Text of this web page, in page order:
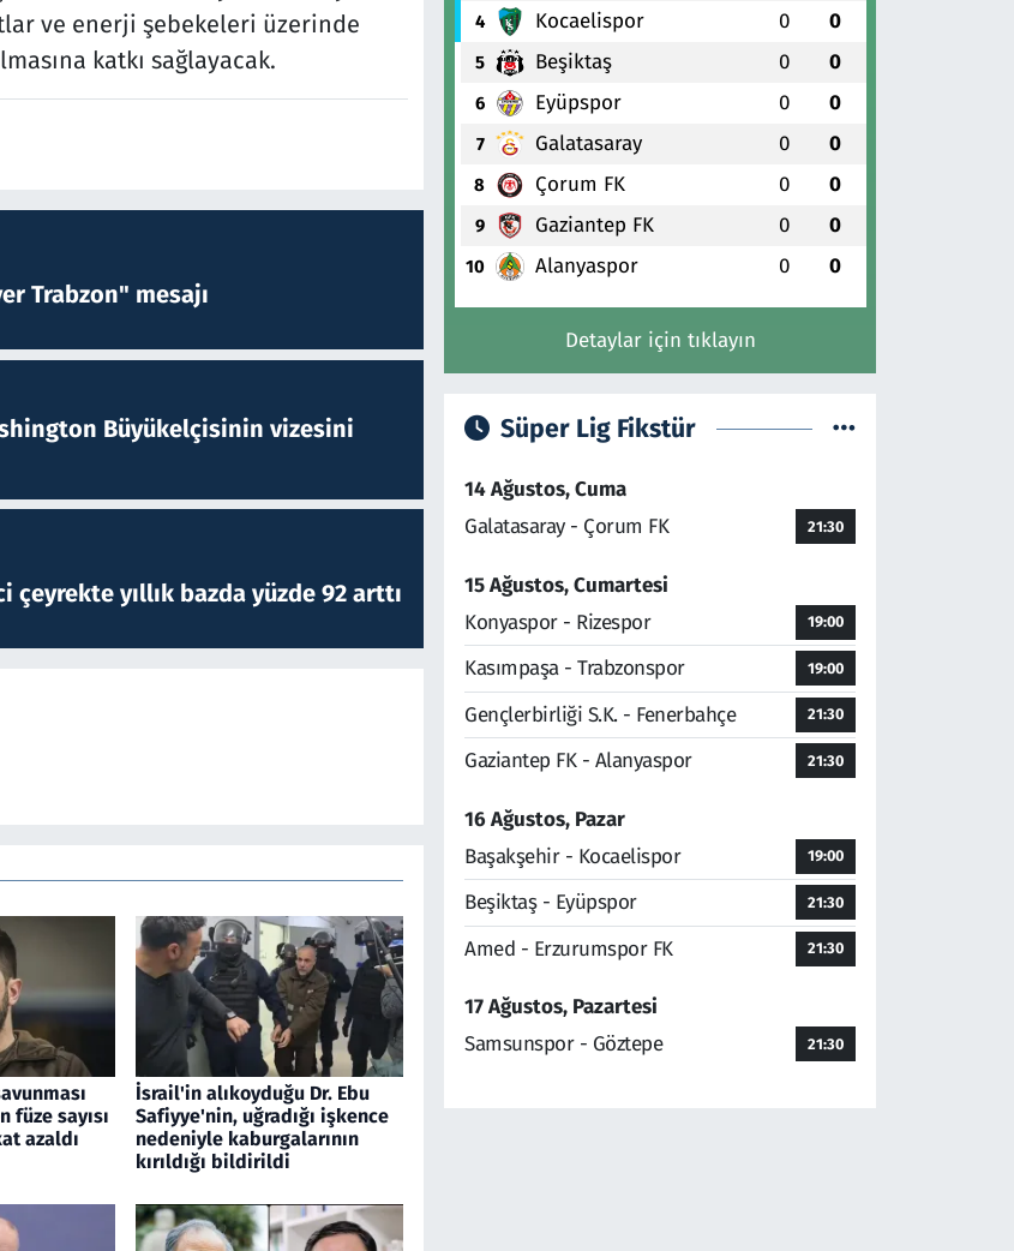
ve enerji şebekeleri üzerinde
katkı sağlayacak.
Trabzon" mesajı
Büyükelçisinin vizesini
yıllık bazda yüzde 92 arttı
sayısı
azaldı
İsrail'in alıkoyduğu Dr. Ebu
Safiyye'nin, uğradığı işkence
nedeniyle kaburgalarının
kırıldığı bildirildi
4 Kocaelispor 0 0
5 Beşiktaş 0 0
6 Eyüpspor 0 0
7 Galatasaray 0 0
8 Çorum FK 0 0
9 Gaziantep FK 0 0
10 Alanyaspor 0 0
Detaylar için tıklayın
Süper Lig Fikstür
14 Ağustos, Cuma
Galatasaray - Çorum FK
21:30
15 Ağustos, Cumartesi
Konyaspor - Rizespor
19:00
Kasımpaşa - Trabzonspor 19:00
Gençlerbirliği S.K. - Fenerbahçe 21:30
Gaziantep FK - Alanyaspor 21:30
16 Ağustos, Pazar
Başakşehir - Kocaelispor
19:00
Beşiktaş - Eyüpspor 21:30
Amed - Erzurumspor FK 21:30
17 Ağustos, Pazartesi
Samsunspor - Göztepe
21:30